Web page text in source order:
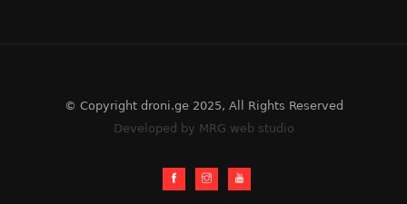
© Copyright droni.ge 2025, All Rights Reserved
Developed by MRG web studio